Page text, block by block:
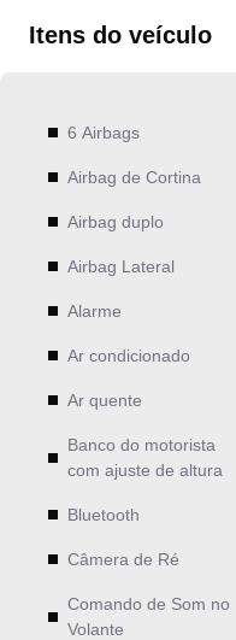
Itens do veículo
6 Airbags
Airbag de Cortina
Airbag duplo
Airbag Lateral
Alarme
Ar condicionado
Ar quente
Banco do motorista
com ajuste de altura
Bluetooth
Câmera de Ré
Comando de Som no
Volante